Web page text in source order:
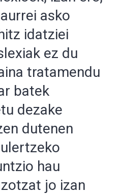
asko
idatziei
ez du
tratamendu
batek
dezake
dutenen
hau
jo izan